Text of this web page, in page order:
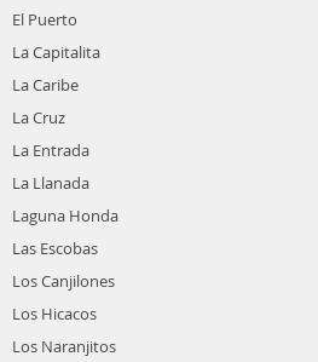
El Puerto
La Capitalita
La Caribe
La Cruz
La Entrada
La Llanada
Laguna Honda
Las Escobas
Los Canjilones
Los Hicacos
Los Naranjitos